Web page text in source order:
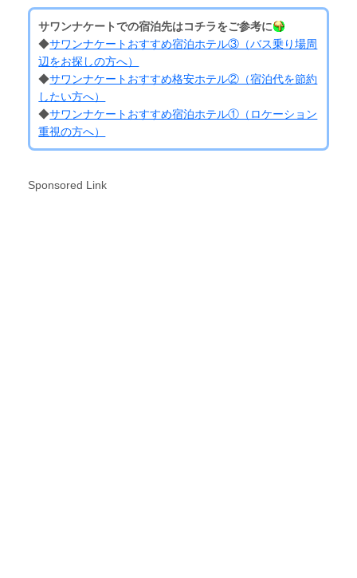
サワンナケートでの宿泊先はコチラをご参考に
◆サワンナケートおすすめ宿泊ホテル③（バス乗り場周
辺をお探しの方へ）
◆サワンナケートおすすめ格安ホテル②（宿泊代を節約
したい方へ）
◆サワンナケートおすすめ宿泊ホテル①（ロケーション
重視の方へ）
Sponsored Link